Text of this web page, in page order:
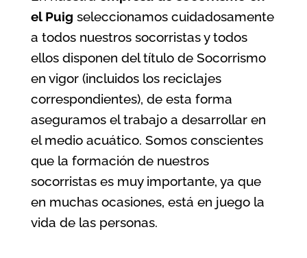
el Puig seleccionamos cuidadosamente
a todos nuestros socorristas y todos
ellos disponen del título de Socorrismo
en vigor (incluidos los reciclajes
correspondientes), de esta forma
aseguramos el trabajo a desarrollar en
el medio acuático. Somos conscientes
que la formación de nuestros
socorristas es muy importante, ya que
en muchas ocasiones, está en juego la
vida de las personas.